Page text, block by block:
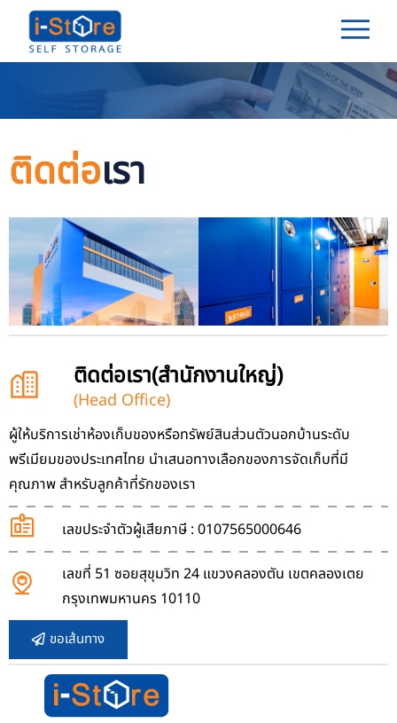
ติดต่อเรา
ติดต่อเรา(สำนักงานใหญ่)
(Head Office)
ผู้ให้บริการเช่าห้องเก็บของหรือทรัพย์สินส่วนตัวนอกบ้านระดับ
พรีเมียมของประเทศไทย นำเสนอทางเลือกของการจัดเก็บที่มี
คุณภาพ สำหรับลูกค้าที่รักของเรา
เลขประจำตัวผู้เสียภาษี : 0107565000646
เลขที่ 51 ซอยสุขุมวิท 24 แขวงคลองตัน เขตคลองเตย
กรุงเทพมหานคร 10110
ขอเส้นทาง